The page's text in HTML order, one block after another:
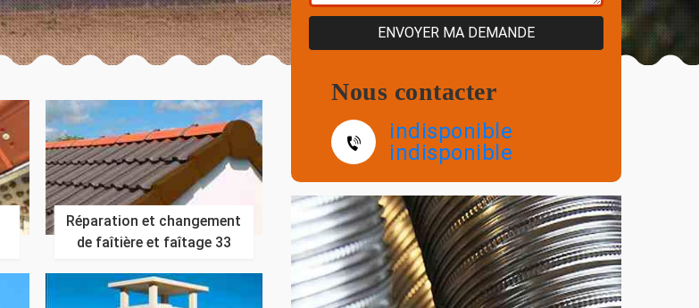
Réparation et changement
de faîtière et faîtage 33
Nous contacter
indisponible
indisponible